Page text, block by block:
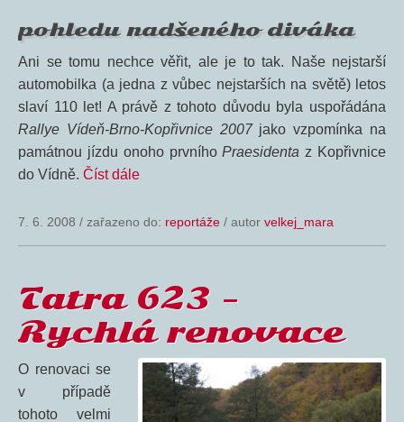
pohledu nadšeného diváka
Ani se tomu nechce věřit, ale je to tak. Naše nejstarší
automobilka (a jedna z vůbec nejstarších na světě) letos
slaví 110 let! A právě z tohoto důvodu byla uspořádána
Rallye Vídeň-Brno-Kopřivnice 2007jako vzpomínka na
památnou jízdu onoho prvníhoPraesidenta z Kopřivnice
do Vídně. Číst dále
7. 6. 2008 / zařazeno do: reportáže / autor velkej_mara
Tatra 623 –
Rychlá renovace
O renovaci se
v případě
tohoto velmi